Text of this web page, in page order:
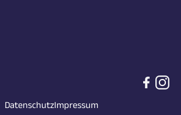
DatenschutzImpressum